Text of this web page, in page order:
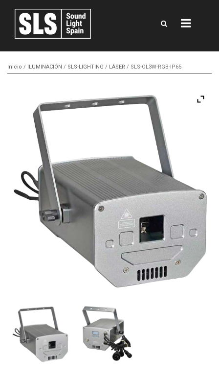
Inicio / ILUMINACIÓN / SLS-LIGHTING / LÁSER / SLS-OL3W-RGB-IP65